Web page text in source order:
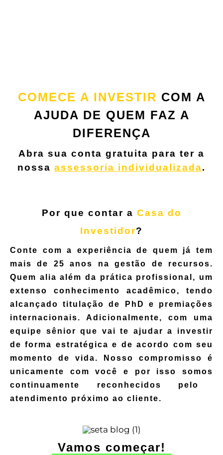
COMECE A INVESTIR COM A
AJUDA DE QUEM FAZ A
DIFERENÇA
Abra sua conta gratuita para ter a
nossa assessoria individualizada.
Por que contar a Casa do
Investidor?
Conte com a experiência de quem já tem
mais de 25 anos na gestão de recursos.
Quem alia além da prática profissional, um
extenso conhecimento acadêmico, tendo
alcançado titulação de PhD e premiações
internacionais. Adicionalmente, com uma
equipe sênior que vai te ajudar a investir
de forma estratégica e de acordo com seu
momento de vida.
Nosso compromisso é
unicamente com você e por isso somos
continuamente reconhecidos pelo
atendimento próximo ao cliente.
Vamos começar!